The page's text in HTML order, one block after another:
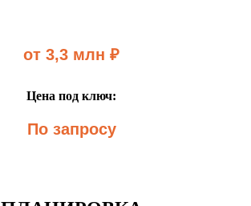
от 3,3 млн ₽
Цена под ключ:
По запросу